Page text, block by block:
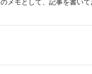
メモとして、記事を書いて